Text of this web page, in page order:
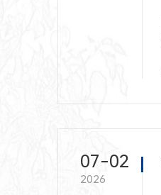
07-02
2026